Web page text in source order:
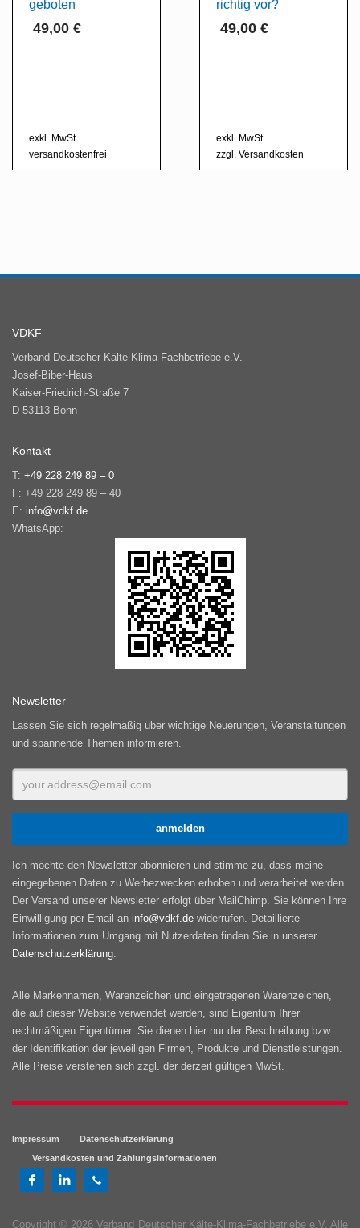
geboten
49,00 €
exkl. MwSt.
versandkostenfrei
richtig vor?
49,00 €
exkl. MwSt.
zzgl. Versandkosten
VDKF
Verband Deutscher Kälte-Klima-Fachbetriebe e.V.
Josef-Biber-Haus
Kaiser-Friedrich-Straße 7
D-53113 Bonn
Kontakt
T: +49 228 249 89 – 0
F: +49 228 249 89 – 40
E: info@vdkf.de
WhatsApp:
Newsletter
Lassen Sie sich regelmäßig über wichtige Neuerungen, Veranstaltungen
und spannende Themen informieren.
Ich möchte den Newsletter abonnieren und stimme zu, dass meine
eingegebenen Daten zu Werbezwecken erhoben und verarbeitet werden.
Der Versand unserer Newsletter erfolgt über MailChimp. Sie können Ihre
Einwilligung per Email an info@vdkf.de widerrufen. Detaillierte
Informationen zum Umgang mit Nutzerdaten finden Sie in unserer
Datenschutzerklärung.
Alle Markennamen, Warenzeichen und eingetragenen Warenzeichen,
die auf dieser Website verwendet werden, sind Eigentum Ihrer
rechtmäßigen Eigentümer. Sie dienen hier nur der Beschreibung bzw.
der Identifikation der jeweiligen Firmen, Produkte und Dienstleistungen.
Alle Preise verstehen sich zzgl. der derzeit gültigen MwSt.
Impressum
Datenschutzerklärung
Versandkosten und Zahlungsinformationen
Copyright © 2026 Verband Deutscher Kälte-Klima-Fachbetriebe e.V. Alle